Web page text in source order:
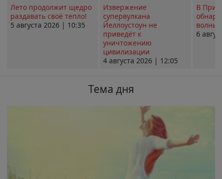
Лето продолжит щедро
раздавать своё тепло!
5 августа 2026 | 10:35
Извержение
супервулкана
Йеллоустоун не
приведёт к
уничтожению
цивилизации
4 августа 2026 | 12:05
В
волны
6
Тема дня